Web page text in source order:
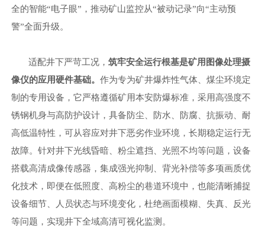
全的智能“电子眼”，推动矿山监控从“被动记录”向“主动预
警”全面升级。
适配井下严苛工况， 筑牢安全运行根基是矿用图像处理摄
像仪的应用硬件基础。 作为专为矿井爆炸性气体、煤尘环境定
制的专用设备，它严格遵循矿用本安防爆标准，采用高强度不
锈钢机身与高防护设计，具备防尘、防水、防腐、抗振动、耐
高低温特性，可从容应对井下恶劣作业环境，长期稳定运行无
故障。针对井下光线昏暗、粉尘遮挡、光照不均等问题，设备
搭载高清成像传感器，集成强光抑制、背光补偿等多项画质优
化技术，即便在低照度、高粉尘的巷道环境中，也能清晰捕捉
设备细节、人员状态与环境变化，杜绝画面模糊、失真、反光
等问题，实现井下全域高清可视化监测。